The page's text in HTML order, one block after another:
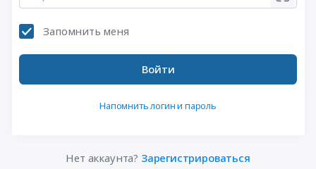
Запомнить меня
Войти
Напомнить логин и пароль
Нет аккаунта? Зарегистрироваться